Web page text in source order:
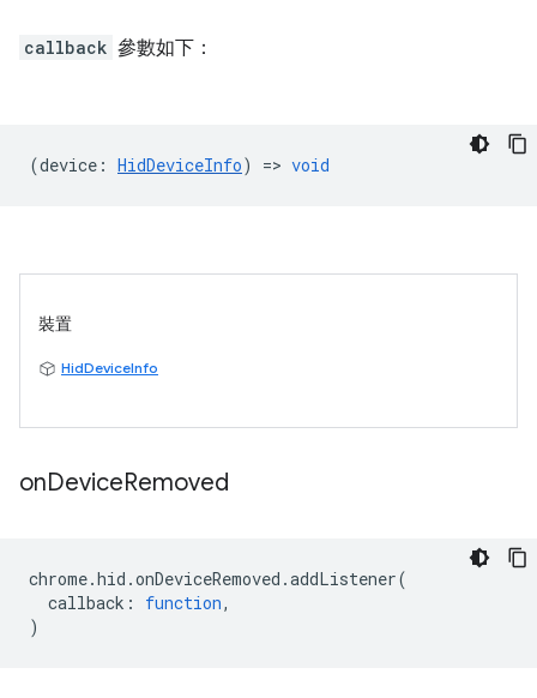
callback 參數如下：
(device : HidDeviceInfo) => void
裝置
HidDeviceInfo
onDeviceRemoved
chrome.hid .onDeviceRemoved .addListener(
callback : function,
)